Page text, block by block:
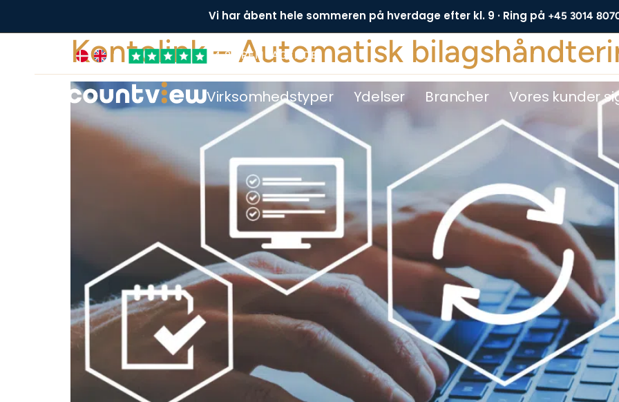
Vi har åbent hele sommeren på hverdage efter kl. 9 · Ring på +45 3014
+4,8 FREMRAGENDE
Virksomhedstyper Ydelser Brancher Vores kunder
Kontolink – Automatisk